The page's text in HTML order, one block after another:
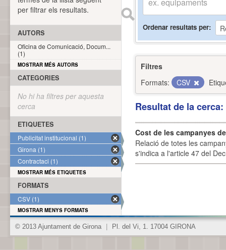
Ordenar resultats per
Filtres
Formats:
CSV
Resultat de la
Cost de les campanyes
Relació de totes les
s'indica a l'article 47 del
per filtrar els resultats.
AUTORS
Oficina de Comunicació, Docum...
(1)
MOSTRAR MÉS AUTORS
CATEGORIES
No hi ha filtres per aquesta
cerca
ETIQUETES
Publicitat institucional (1)
Girona (1)
Contractaci (1)
MOSTRAR MÉS ETIQUETES
FORMATS
CSV (1)
MOSTRAR MENYS FORMATS
© 2013 Ajuntament de Girona Pl. del Vi, 1. 17004 GIRONA